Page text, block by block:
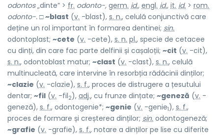
odontos„dinte” > fr. odonto-, germ. id., engl. id., it. id. > rom.
odonto-. □~blast (v. -blast), s. n., celulă conjunctivă care
deține un rol important în formarea dentinei; sin.
odontoplast; ~cete (v. -cete), s. n. pl., specie de cetacee
cu dinți, din care fac parte delfinii și cașaloții; ~cit (v. -cit),
s. n., odontoblast matur; ~clast (v. -clast), s. n., celulă
multinucleată, care intervine în resorbția rădăcinii dinților;
~clazie (v. -clazie), s. f., proces de distrugere a țesutului
dentar; ~fil (v. -fil2), adj., cu frunze dințate; ~geneză (v. -
geneză), s. f., odontogenie*; ~genie (v. -genie1), s. f.,
proces de formare și creșterea dinților; sin. odontogeneză;
~grafie (v. -grafie), s. f., notare a dinților pe lise cu diferite